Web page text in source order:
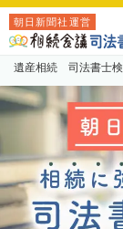
朝日新聞社運営
遺産相続 司法書士